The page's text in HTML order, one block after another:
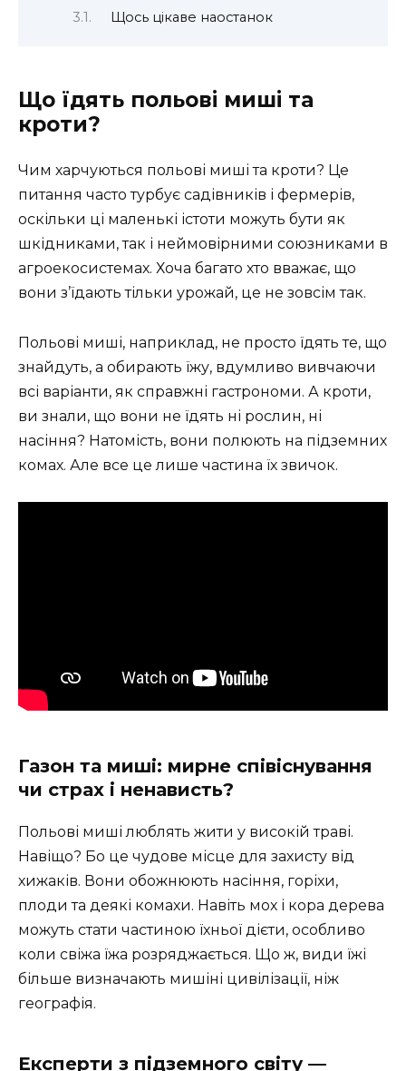
Щось цікаве наостанок
Що їдять польові миші та
кроти?
Чим харчуються польові миші та кроти? Це
питання часто турбує садівників і фермерів,
оскільки ці маленькі істоти можуть бути як
шкідниками, так і неймовірними союзниками в
агроекосистемах. Хоча багато хто вважає, що
вони з’їдають тільки урожай, це не зовсім так.
Польові миші, наприклад, не просто їдять те, що
знайдуть, а обирають їжу, вдумливо вивчаючи
всі варіанти, як справжні гастрономи. А кроти,
ви знали, що вони не їдять ні рослин, ні
насіння? Натомість, вони полюють на підземних
комах. Але все це лише частина їх звичок.
Газон та миші: мирне співіснування
чи страх і ненависть?
Польові миші люблять жити у високій траві.
Навіщо? Бо це чудове місце для захисту від
хижаків. Вони обожнюють насіння, горіхи,
плоди та деякі комахи. Навіть мох і кора дерева
можуть стати частиною їхньої дієти, особливо
коли свіжа їжа розряджається. Що ж, види їжі
більше визначають мишіні цивілізації, ніж
географія.
Експерти з підземного світу —